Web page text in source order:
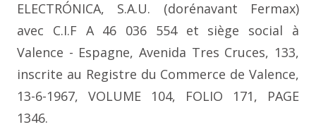
ELECTRÓNICA, S.A.U. (dorénavant Fermax)
avec C.I.F A 46 036 554 et siège social à
Valence - Espagne, Avenida Tres Cruces, 133,
inscrite au Registre du Commerce de Valence,
13-6-1967, VOLUME 104, FOLIO 171, PAGE
1346.